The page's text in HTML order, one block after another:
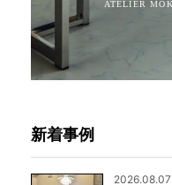
新着事例
2026.08.07 |